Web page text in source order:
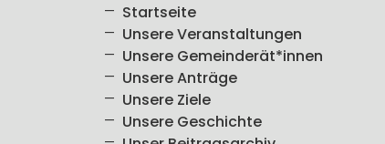
Startseite
Unsere Veranstaltungen
Unsere Gemeinderät*innen
Unsere Anträge
Unsere Ziele
Unsere Geschichte